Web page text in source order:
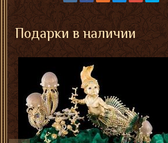
Подарки в наличии